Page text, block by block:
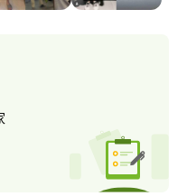
度不一 身為教育業??? 只能
他哪個環節出現的問題 稍微
再稍微加強